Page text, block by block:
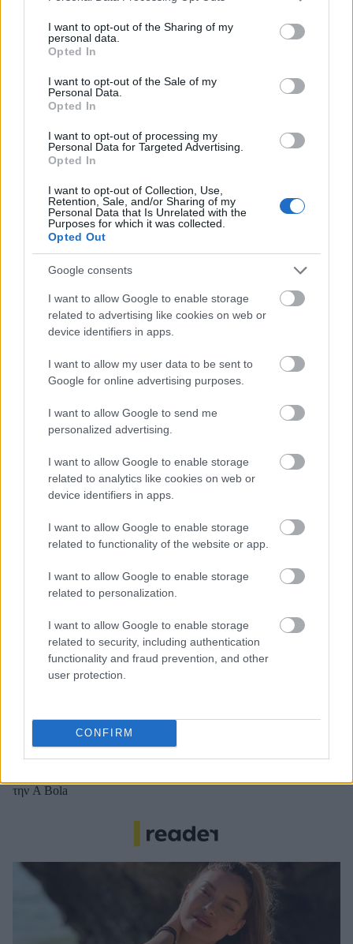
not limited to your visit or usage behaviour. You may click to
grant or deny consent to Google and its third-party tags to
use your data for below specified purposes in below Google
consent section.
I want to opt-out of the Sharing of my
personal data.
Opted In
I want to opt-out of the Sale of my
Personal Data.
Opted In
I want to opt-out of processing my
Personal Data for Targeted Advertising.
Opted In
I want to opt-out of Collection, Use,
Retention, Sale, and/or Sharing of my
Personal Data that Is Unrelated with the
Purposes for which it was collected.
Opted Out
Google consents
I want to allow Google to enable storage
related to advertising like cookies on web or
device identifiers in apps.
I want to allow my user data to be sent to
Google for online advertising purposes.
I want to allow Google to send me
personalized advertising.
I want to allow Google to enable storage
related to analytics like cookies on web or
device identifiers in apps.
I want to allow Google to enable storage
related to functionality of the website or app.
I want to allow Google to enable storage
related to personalization.
I want to allow Google to enable storage
related to security, including authentication
functionality and fraud prevention, and other
user protection.
CONFIRM
3-3-3 rule: Ο κανόνας που θα αλλάξει τον τρόπο
που ντύνεσαι
δεξιότητες ζωής που οι νέοι δεν θα μάθουν ποτέ
BEST OF INTERNET
Λιβάι Γκαρσία - Παναθηναϊκός: Τα οικονομικά δεδομένα του
σπουδαίου deal
Νέντοβιτς για Γουόκαπ: «Είναι από τους πιο... βρώμικους
παίκτες της EuroLeague, αλλά τόσο καλό παιδί!»
την A Bola